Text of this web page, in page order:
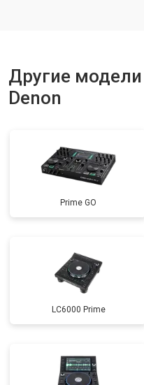
Другие
Denon
Prime GO
LC6000 Prime